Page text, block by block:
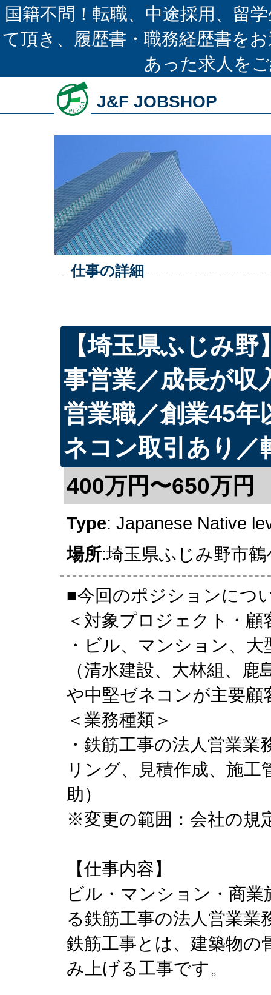
国籍不問！転職、中途採用、留
て頂き、履歴書・職務経歴書を
あった求人を
J&F JOBSHOP
仕事の詳細
【埼玉県ふじみ
事営業／成長が収
営業職／創業45年
ネコン取引あり／
400万円〜650万円
Type: Japanese Native
場所:埼玉県ふじみ野市
■今回のポジションにつ
＜対象プロジェクト・顧
・ビル、マンション、
（清水建設、大林組、
や中堅ゼネコンが主要顧
＜業務種類＞
・鉄筋工事の法人営業
リング、見積作成、施
助）
※変更の範囲：会社の規
【仕事内容】
ビル・マンション・商
る鉄筋工事の法人営業
鉄筋工事とは、建築物の
み上げる工事です。